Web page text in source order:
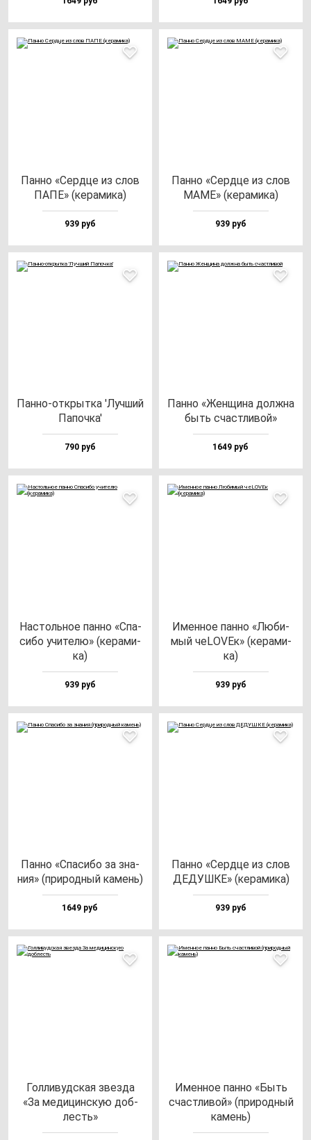
Пан­но «Сер­дце из слов
ПАПЕ» (ке­ра­ми­ка)
939 руб
Пан­но «Сер­дце из слов
МАМЕ» (ке­ра­ми­ка)
939 руб
Пан­но-от­крыт­ка 'Луч­ший
Папоч­ка'
790 руб
Пан­но «Жен­щи­на дол­жна
быть счас­тли­вой»
1649 руб
Нас­толь­ное пан­но «Спа­
си­бо учи­те­лю» (ке­ра­ми­
ка)
939 руб
Имен­ное пан­но «Люби­
мый чеLOVEк» (ке­ра­ми­
ка)
939 руб
Пан­но «Спа­си­бо за зна­
ния» (при­род­ный ка­мень)
1649 руб
Пан­но «Сер­дце из слов
ДЕДУШКЕ» (ке­ра­ми­ка)
939 руб
Гол­ли­вуд­ская звез­да
«За ме­ди­цин­скую доб­
лесть»
Имен­ное пан­но «Быть
счас­тли­вой» (при­род­ный
ка­мень)